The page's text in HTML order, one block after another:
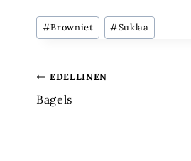
Avainsanat:
#Browniet #Suklaa
Artikkelien
selaus
EDELLINEN
Bagels